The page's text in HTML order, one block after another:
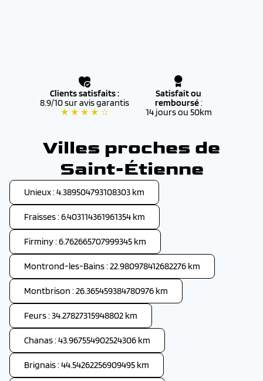
Clients satisfaits :
8.9/10 sur avis garantis
★ ★ ★ ★ ☆
Satisfait ou
remboursé:
14 jours ou 50km
Villes proches de
Saint-Étienne
Unieux : 4.389504793108303 km
Fraisses : 6.403114361961354 km
Firminy : 6.762665707999345 km
Montrond-les-Bains : 22.980978412682276 km
Montbrison : 26.365459384780976 km
Feurs : 34.27827315948802 km
Chanas : 43.967554902524306 km
Brignais : 44.54262256909495 km